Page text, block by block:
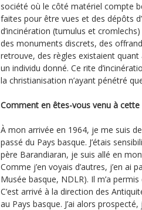
société où le côté matériel compte
faites pour être vues et des dépôts
d’incinération (tumulus et
des monuments discrets, des
retrouve, des règles existaient
un individu donné. Ce rite
la christianisation n’ayant pénétré
Comment en êtes-vous venu à cette
À mon arrivée en 1964, je me suis
passé du Pays basque. J’étais
père Barandiaran, je suis allé en
Comme j’en voyais d’autres, j’en ai
Musée basque, NDLR). Il m’a
C’est arrivé à la direction des
au Pays basque. J’ai alors prospecté,